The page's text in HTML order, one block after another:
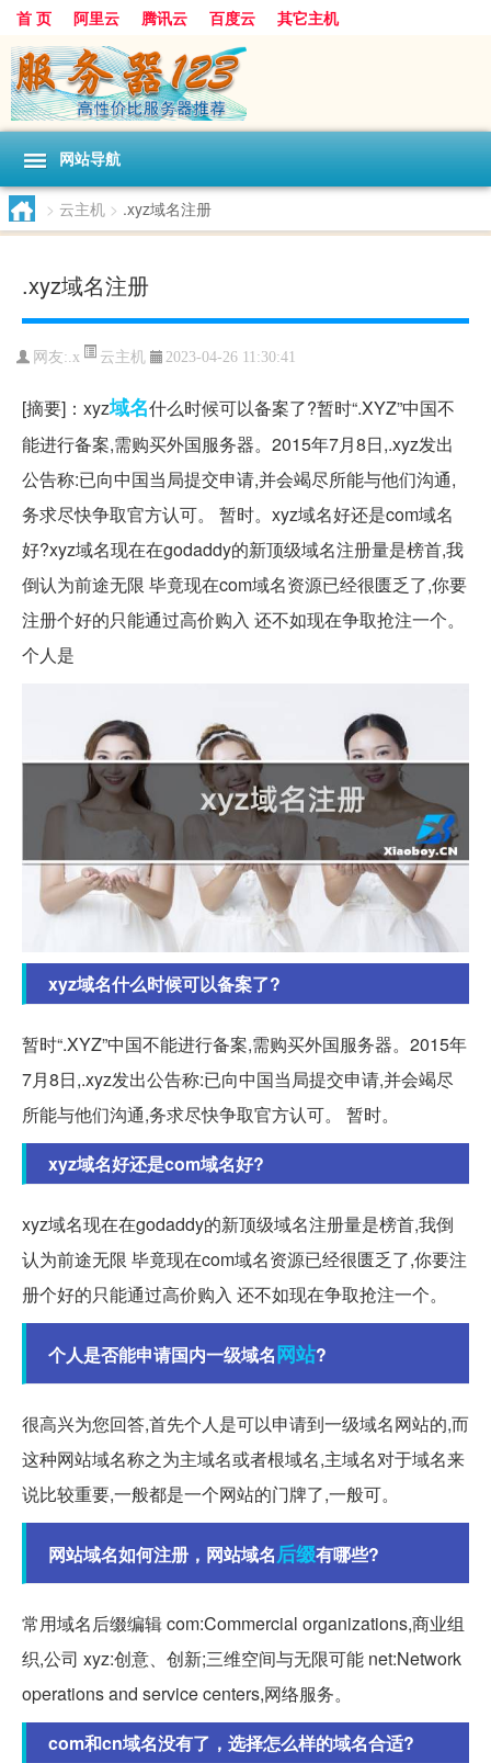
首 页 阿里云 腾讯云 百度云 其它主机
网站导航
> 云主机 > .xyz域名注册
.xyz域名注册
网友:.x 云主机 2023-04-26 11:30:41
[摘要]：xyz域名什么时候可以备案了?暂时“.XYZ”中国不
能进行备案,需购买外国服务器。2015年7月8日,.xyz发出
公告称:已向中国当局提交申请,并会竭尽所能与他们沟通,
务求尽快争取官方认可。 暂时。xyz域名好还是com域名
好?xyz域名现在在godaddy的新顶级域名注册量是榜首,我
倒认为前途无限 毕竟现在com域名资源已经很匮乏了,你要
注册个好的只能通过高价购入 还不如现在争取抢注一个。
个人是
xyz域名什么时候可以备案了?
暂时“.XYZ”中国不能进行备案,需购买外国服务器。2015年
7月8日,.xyz发出公告称:已向中国当局提交申请,并会竭尽
所能与他们沟通,务求尽快争取官方认可。 暂时。
xyz域名好还是com域名好?
xyz域名现在在godaddy的新顶级域名注册量是榜首,我倒
认为前途无限 毕竟现在com域名资源已经很匮乏了,你要注
册个好的只能通过高价购入 还不如现在争取抢注一个。
个人是否能申请国内一级域名网站?
很高兴为您回答,首先个人是可以申请到一级域名网站的,而
这种网站域名称之为主域名或者根域名,主域名对于域名来
说比较重要,一般都是一个网站的门牌了,一般可。
网站域名如何注册，网站域名后缀有哪些?
常用域名后缀编辑 com:Commercial organizations,商业组
织,公司 xyz:创意、创新;三维空间与无限可能 net:Network
operations and service centers,网络服务。
com和cn域名没有了，选择怎么样的域名合适?